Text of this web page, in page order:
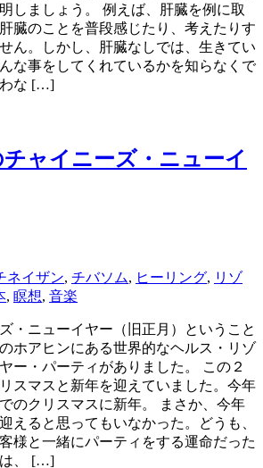
しましょう。 例えば、肝臓を例に取
臓のことを普段感じたり、考えたりす
ん。しかし、肝臓なしでは、生きてい
な事をしてくれているかを知らなくで
わな […]
ャイニーズ・ニューイ
ネイザン, チバソム, ヒーリング, リゾ
, 瞑想, 音楽
・ニューイヤー（旧正月）ということ
ホアヒンにある世界的なヘルス・リゾ
ー・パーティがありました。 この２
スマスと新年を迎えていました。今年
のクリスマスに新年。 まさか、今年
えると思ってもいなかった。どうも、
様と一緒にパーティをする運命だった
は、 […]